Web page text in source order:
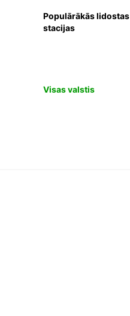
Populārākās lidostas
stacijas
Visas valstis